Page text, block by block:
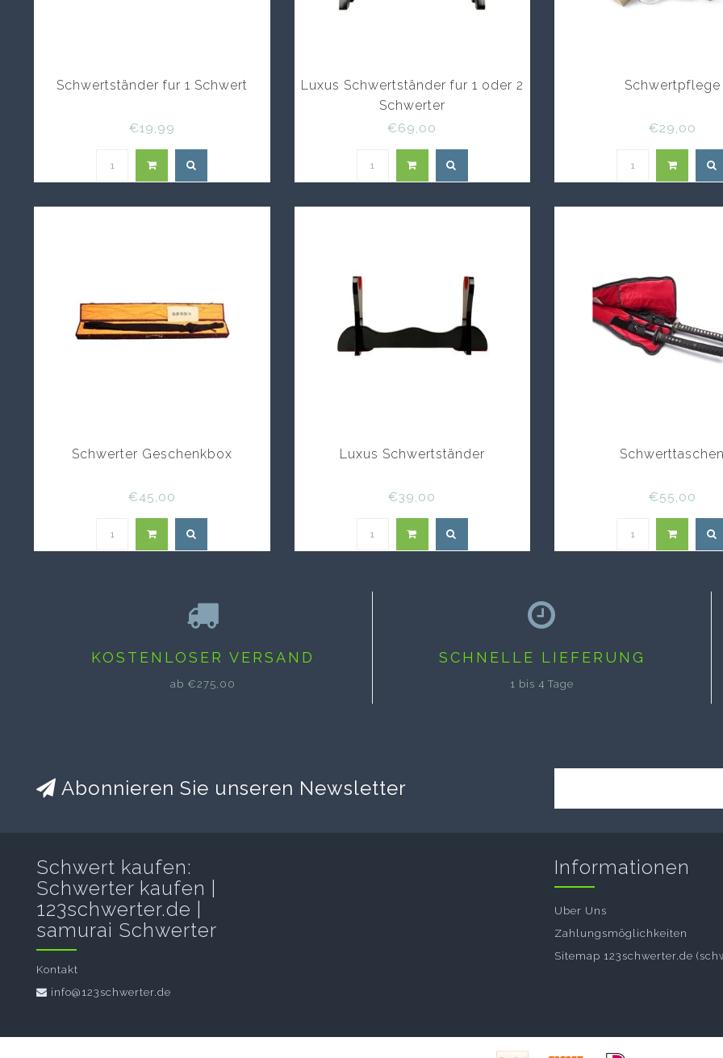
Schwertständer fur 1 Schwert
€19,99
Luxus Schwertständer fur 1 oder 2
Schwerter
€69,00
Schwertpflege
€29,00
Schwerter Geschenkbox
€45,00
Luxus Schwertständer
€39,00 €55,00
KOSTENLOSER VERSAND
ab €275,00
SCHNELLE LIEFERUNG
1 bis 4 Tage
Abonnieren Sie unseren Newsletter
Schwert kaufen:
Schwerter kaufen |
123schwerter.de |
samurai Schwerter
Kontakt
info@123schwerter.de
Informationen
Uber Uns
Zahlungsmöglichkeiten
Sitemap 123schwerter.de